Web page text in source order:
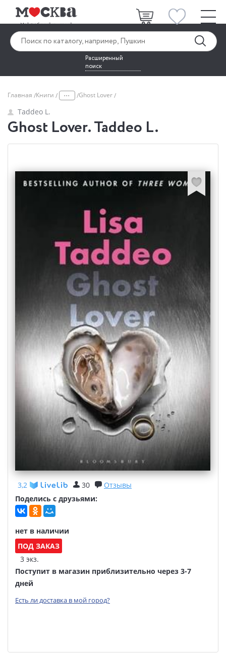
Расширенный
поиск
Главная Книги ... Ghost Lover
Taddeo L.
Ghost Lover. Taddeo L.
3,2 30
Отзывы
Поделись с друзьями:
нет в наличии
ПОД ЗАКАЗ
3 экз.
Поступит в магазин приблизительно через 3-7
дней
Есть ли доставка в мой город?